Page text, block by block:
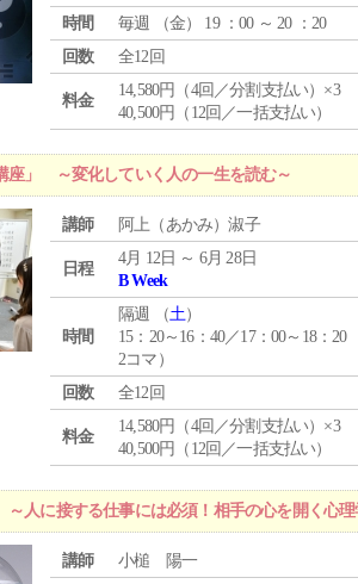
時間
毎週 （金） 19 ：00 ～ 20 ：20
回数
全12回
料金
14,580円（4回／分割支払い）×3
40,500円（12回／一括支払い）
座」 ～変化していく人の一生を読む～
講師 阿上（あかみ）淑子
日程
4月 12日 ～ 6月 28日
B Week
時間
隔週 （土）
15：20～16：40／17：00～18：20
2コマ）
回数
全12回
料金
14,580円（4回／分割支払い）×3
40,500円（12回／一括支払い）
人に接する仕事には必須！相手の心を開く心理
講師 小槌 陽一